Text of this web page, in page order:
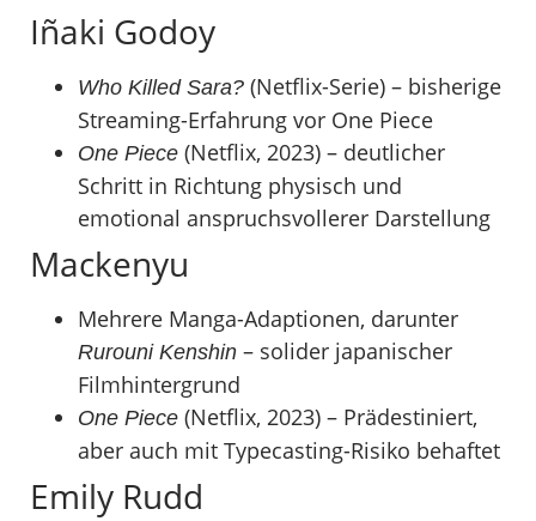
Iñaki Godoy
Who Killed Sara? (Netflix-Serie) – bisherige
Streaming-Erfahrung vor One Piece
One Piece (Netflix, 2023) – deutlicher
Schritt in Richtung physisch und
emotional anspruchsvollerer Darstellung
Mackenyu
Mehrere Manga-Adaptionen, darunter
Rurouni Kenshin – solider japanischer
Filmhintergrund
One Piece (Netflix, 2023) – Prädestiniert,
aber auch mit Typecasting-Risiko behaftet
Emily Rudd